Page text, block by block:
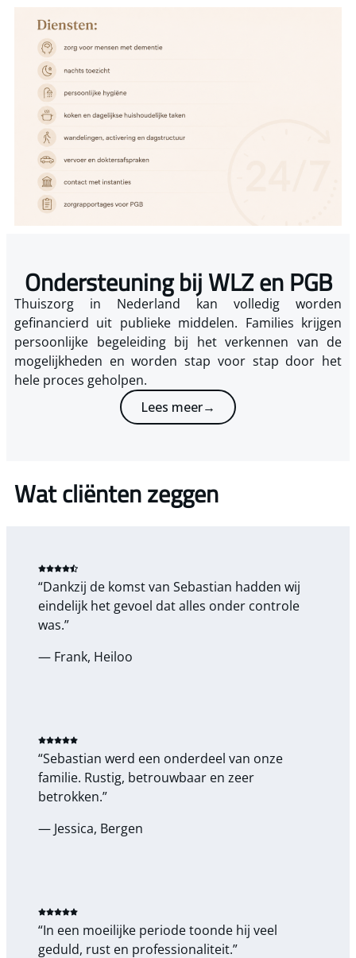
Ondersteuning bij WLZ en PGB
Thuiszorg in Nederland kan volledig worden
gefinancierd uit publieke middelen. Families krijgen
persoonlijke begeleiding bij het verkennen van de
mogelijkheden en worden stap voor stap door het
hele proces geholpen.
Lees meer→
Wat cliënten zeggen
“Dankzij de komst van Sebastian hadden wij
eindelijk het gevoel dat alles onder controle
was.”
— Frank, Heiloo
“Sebastian werd een onderdeel van onze
familie. Rustig, betrouwbaar en zeer
betrokken.”
— Jessica, Bergen
“In een moeilijke periode toonde hij veel
geduld, rust en professionaliteit.”